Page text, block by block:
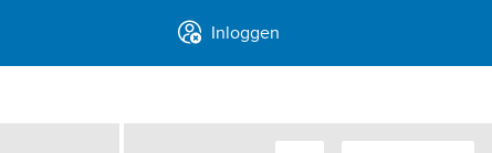
Inloggen